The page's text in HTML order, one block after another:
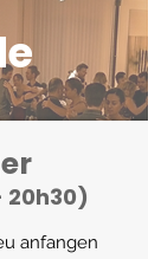
20h30)
anfangen